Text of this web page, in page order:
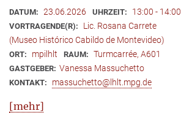
DATUM: 23.06.2026 UHRZEIT: 13:00 - 14:00
VORTRAGENDE(R):
Lic. Rosana Carrete
(Museo Histórico Cabildo de Montevideo)
ORT: mpilhlt RAUM: Turmcarrée, A601
GASTGEBER: ​Vanessa Massuchetto
KONTAKT: massuchetto@lhlt.mpg.de
[mehr]